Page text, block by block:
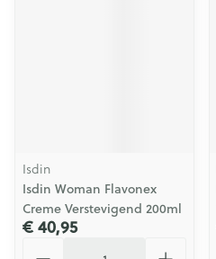
Isdin
Isdin Woman Flavonex
Creme Verstevigend 200ml
€ 40,95